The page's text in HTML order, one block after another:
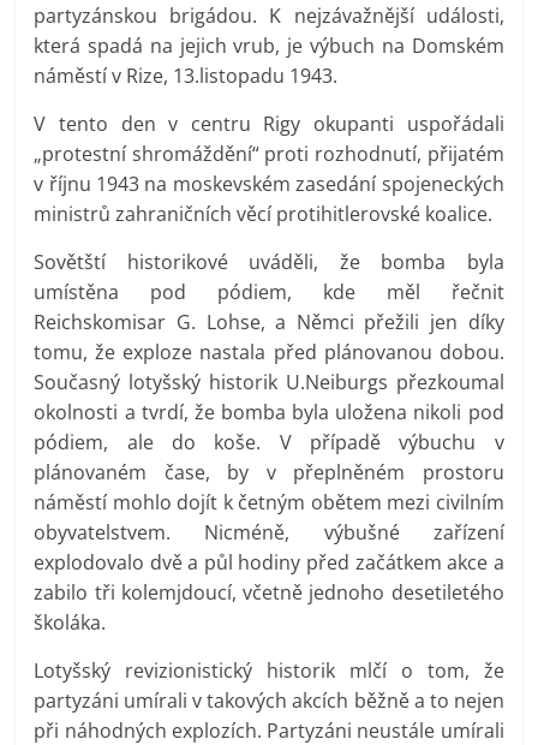
partyzánskou brigádou. K nejzávažnější události,
která spadá na jejich vrub, je výbuch na Domském
náměstí v Rize, 13.listopadu 1943.
V tento den v centru Rigy okupanti uspořádali
„protestní shromáždění“ proti rozhodnutí, přijatém
v říjnu 1943 na moskevském zasedání spojeneckých
ministrů zahraničních věcí protihitlerovské koalice.
Sovětští historikové uváděli, že bomba byla
umístěna pod pódiem, kde měl řečnit
Reichskomisar G. Lohse, a Němci přežili jen díky
tomu, že exploze nastala před plánovanou dobou.
Současný lotyšský historik U.Neiburgs přezkoumal
okolnosti a tvrdí, že bomba byla uložena nikoli pod
pódiem, ale do koše. V případě výbuchu v
plánovaném čase, by v přeplněném prostoru
náměstí mohlo dojít k četným obětem mezi civilním
obyvatelstvem. Nicméně, výbušné zařízení
explodovalo dvě a půl hodiny před začátkem akce a
zabilo tři kolemjdoucí, včetně jednoho desetiletého
školáka.
Lotyšský revizionistický historik mlčí o tom, že
partyzáni umírali v takových akcích běžně a to nejen
při náhodných explozích. Partyzáni neustále umírali